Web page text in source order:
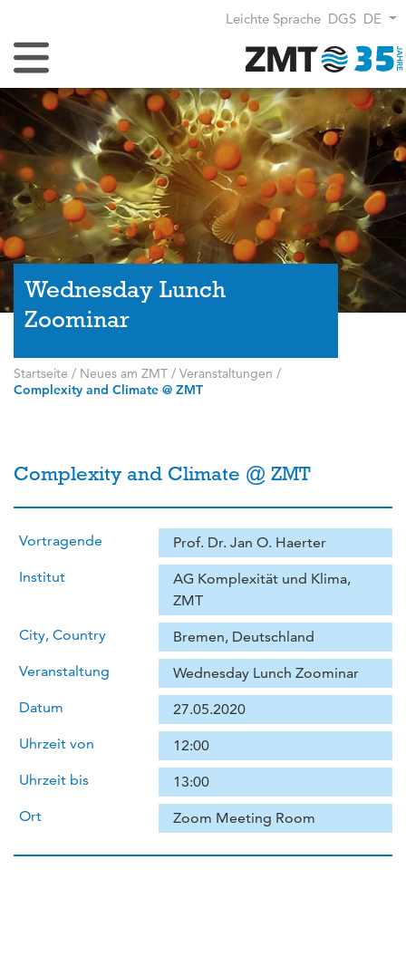
Leichte Sprache DGS DE
Navigation umschalten
Wednesday Lunch
Zoominar
Startseite / Neues am ZMT / Veranstaltungen /
Complexity and Climate @ ZMT
Complexity and Climate @ ZMT
Vortragende
Prof. Dr. Jan O. Haerter
Institut
AG Komplexität und Klima,
ZMT
City, Country
Bremen, Deutschland
Veranstaltung
Wednesday Lunch Zoominar
Datum
27.05.2020
Uhrzeit von
12:00
Uhrzeit bis
13:00
Ort
Zoom Meeting Room